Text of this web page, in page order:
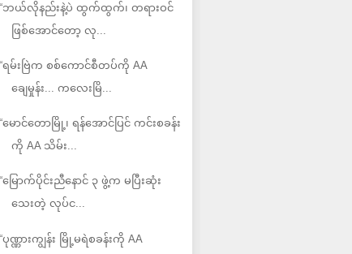
“ဘယ်လိုနည်းနဲ့ပဲ ထွက်ထွက်၊ တရားဝင်
ဖြစ်အောင်တော့ လု...
“ရမ်းဗြဲက စစ်ကောင်စီတပ်ကို AA
ချေမှုန်း... ကလေးမြိ...
“မောင်တောမြို့၊ ရန်အောင်ပြင် ကင်းစခန်း
ကို AA သိမ်း...
“မြောက်ပိုင်းညီနောင် ၃ ဖွဲ့က မပြီးဆုံး
သေးတဲ့ လုပ်င...
“ပုဏ္ဏားကျွန်း မြို့မရဲစခန်းကို AA